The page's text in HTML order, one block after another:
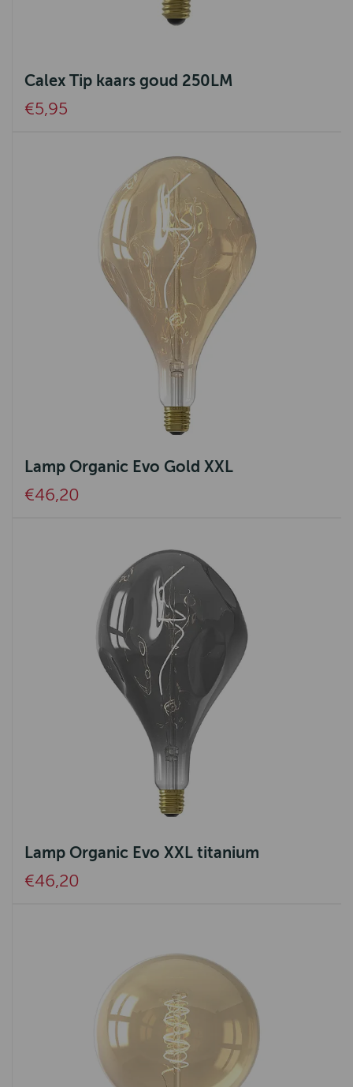
Calex Tip kaars goud 250LM
€5,95
Lamp Organic Evo Gold XXL
€46,20
Lamp Organic Evo XXL titanium
€46,20